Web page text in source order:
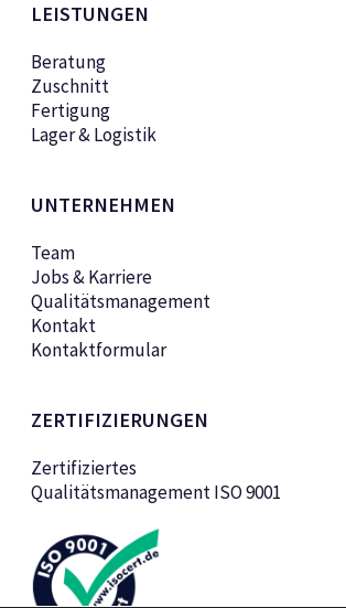
LEISTUNGEN
Beratung
Zuschnitt
Fertigung
Lager & Logistik
UNTERNEHMEN
Team
Jobs & Karriere
Qualitätsmanagement
Kontakt
Kontaktformular
ZERTIFIZIERUNGEN
Zertifiziertes
Qualitätsmanagement ISO 9001